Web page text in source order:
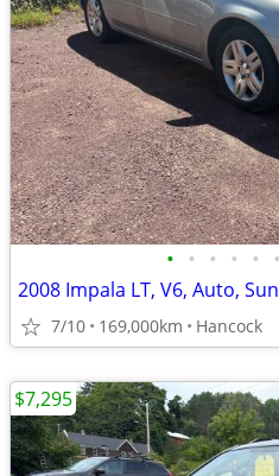
• • • • • •
2008 Impala LT, V6, Auto,
7/10 169,000km Hancock
$7,295